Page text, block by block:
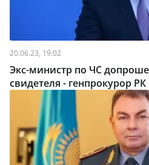
20.06.23, 19:02
Экс-министр по ЧС
свидетеля - генпрокурор РК